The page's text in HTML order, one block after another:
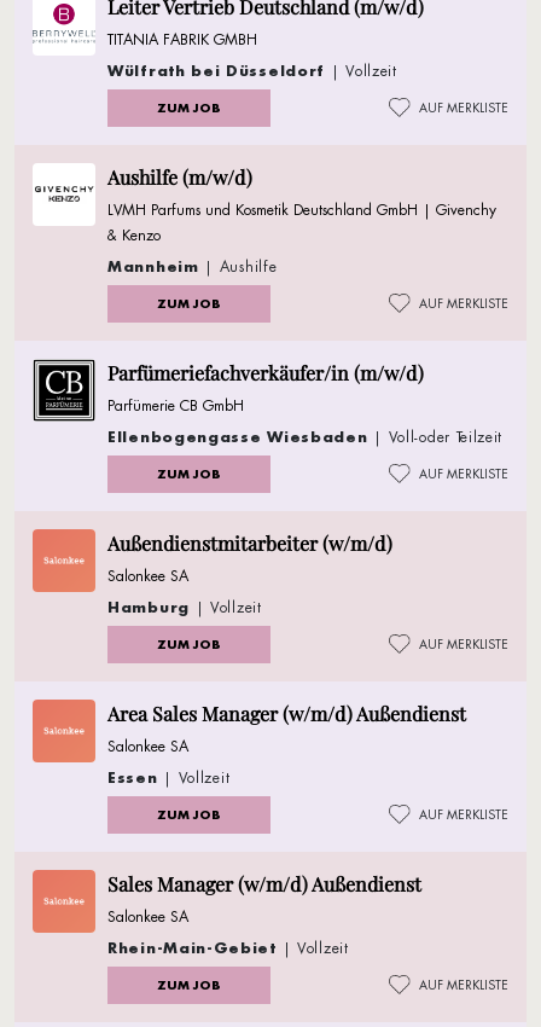
Leiter Vertrieb Deutschland (m/w/d)
TITANIA FABRIK GMBH
Wülfrath bei Düsseldorf | Vollzeit
ZUM JOB AUF MERKLISTE
Aushilfe (m/w/d)
LVMH Parfums und Kosmetik Deutschland GmbH | Givenchy
& Kenzo
Mannheim | Aushilfe
ZUM JOB AUF MERKLISTE
Parfümeriefachverkäufer/in (m/w/d)
Parfümerie CB GmbH
Ellenbogengasse Wiesbaden | Voll-oder Teilzeit
ZUM JOB AUF MERKLISTE
Außendienstmitarbeiter (w/m/d)
Salonkee SA
Hamburg | Vollzeit
ZUM JOB AUF MERKLISTE
Area Sales Manager (w/m/d) Außendienst
Salonkee SA
Essen | Vollzeit
ZUM JOB AUF MERKLISTE
Sales Manager (w/m/d) Außendienst
Salonkee SA
Rhein-Main-Gebiet | Vollzeit
ZUM JOB AUF MERKLISTE